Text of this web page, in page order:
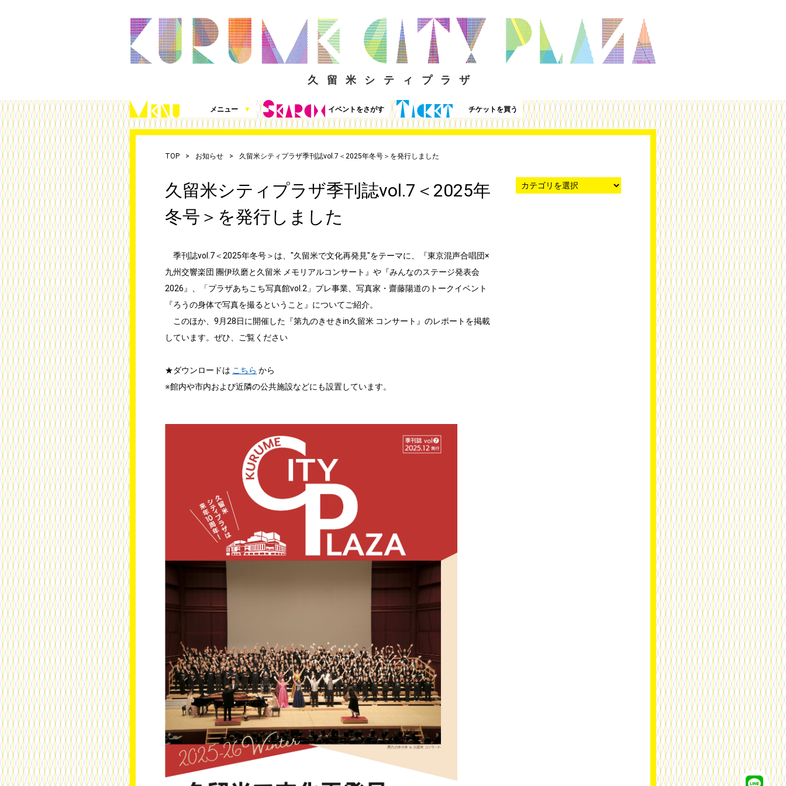
久留米シティプラザ
メニュー ▼
久留米シティプラザとは
施設案内（360度パノラマビュー）
アクセス
施設を借りる
（図面、資料、書類ダウンロード）
施設写真使用・撮影の届出
チケット発売情報
これまでの取組
シティプラザ応援プロジェクト
お知らせ
イベントをさがす チケットを買う
TOP お知らせ 久留米シティプラザ季刊誌vol.7＜2025年冬号＞を発行しました
久留米シティプラザ季刊誌vol.7＜2025年
冬号＞を発行しました
季刊誌vol.7＜2025年冬号＞は、"久留米で文化再発見"をテーマに、『東京混声合唱団×
九州交響楽団 團伊玖磨と久留米 メモリアルコンサート』や『みんなのステージ発表会
2026』、「プラザあちこち写真館vol.2」プレ事業、写真家・齋藤陽道のトークイベント
『ろうの身体で写真を撮るということ』についてご紹介。
このほか、9月28日に開催した『第九のきせきin久留米 コンサート』のレポートを掲載
しています。ぜひ、ご覧ください
★ダウンロードは こちら から
※館内や市内および近隣の公共施設などにも設置しています。